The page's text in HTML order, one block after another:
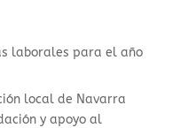
laborales para el año
local de Navarra
y apoyo al